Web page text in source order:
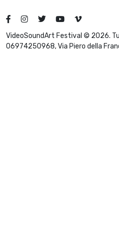
VideoSoundArt Festival © 2026.
06974250968, Via Piero della